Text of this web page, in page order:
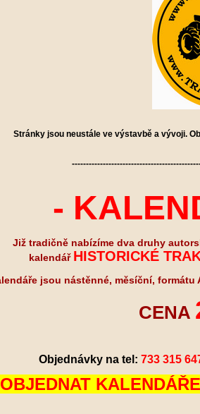
Stránky jsou neustále ve výstavbě a vývoji.
-
Již tradičně nabízíme dva druhy
kalendář HISTORICKÉ
jsou nástěnné, měsíční,
CENA
Objednávky na tel: 733 315